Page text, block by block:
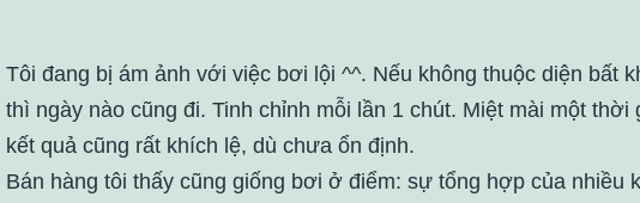
Tôi đang bị ám ảnh với việc bơi lội ^^. Nếu không thuộc diện bất
thì ngày nào cũng đi. Tinh chỉnh mỗi lần 1 chút. Miệt mài một thời
kết quả cũng rất khích lệ, dù chưa ổn định.
Bán hàng tôi thấy cũng giống bơi ở điểm: sự tổng hợp của nhiều